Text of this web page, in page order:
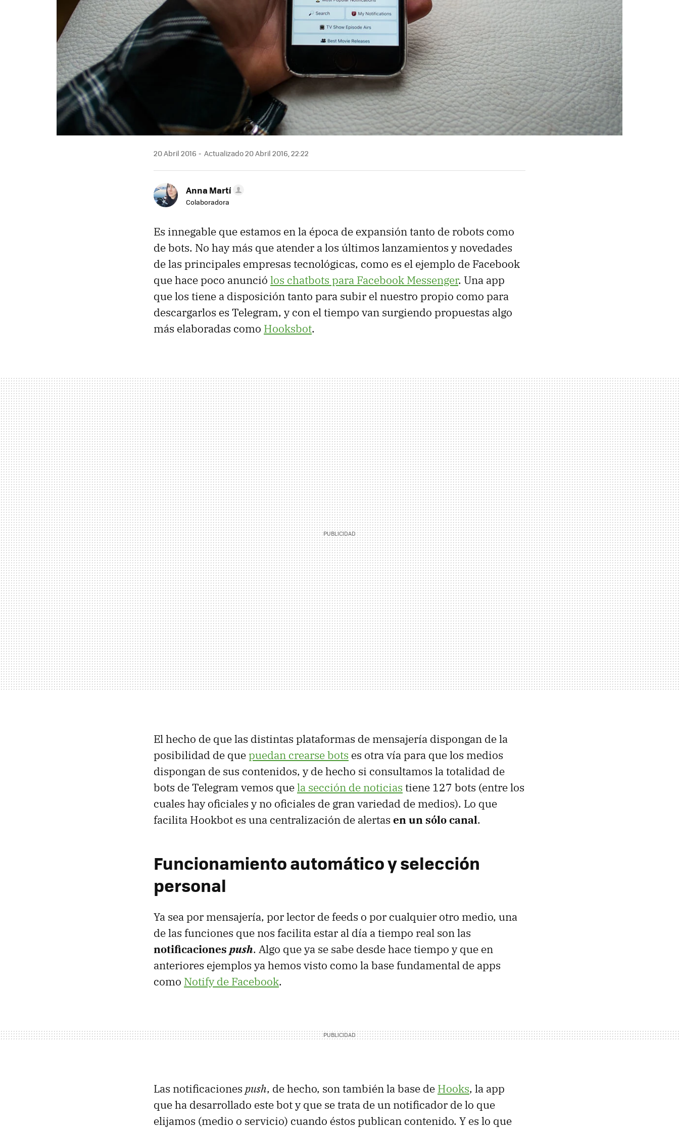
20 Abril 2016 Actualizado 20 Abril 2016, 22:22
Anna Martí
Colaboradora
Es innegable que estamos en la época de expansión tanto de robots como
de bots. No hay más que atender a los últimos lanzamientos y novedades
de las principales empresas tecnológicas, como es el ejemplo de Facebook
que hace poco anunció los chatbots para Facebook Messenger. Una app
que los tiene a disposición tanto para subir el nuestro propio como para
descargarlos es Telegram, y con el tiempo van surgiendo propuestas algo
más elaboradas como Hooksbot.
El hecho de que las distintas plataformas de mensajería dispongan de la
posibilidad de quepuedan crearse bots es otra vía para que los medios
dispongan de sus contenidos, y de hecho si consultamos la totalidad de
bots de Telegram vemos quela sección de noticias tiene 127 bots (entre los
cuales hay oficiales y no oficiales de gran variedad de medios). Lo que
facilita Hookbot es una centralización de alertas en un sólo canal.
Funcionamiento automático y selección
personal
Ya sea por mensajería, por lector de feeds o por cualquier otro medio, una
de las funciones que nos facilita estar al día a tiempo real son las
notificaciones push. Algo que ya se sabe desde hace tiempo y que en
anteriores ejemplos ya hemos visto como la base fundamental de apps
como Notify de Facebook.
Las notificaciones push, de hecho, son también la base de Hooks, la app
que ha desarrollado este bot y que se trata de un notificador de lo que
elijamos (medio o servicio) cuando éstos publican contenido. Y es lo que